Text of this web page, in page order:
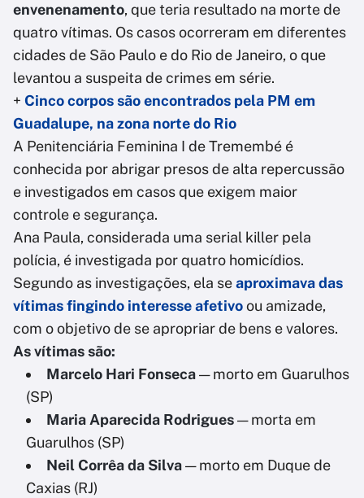
envenenamento, que teria resultado na morte de
quatro vítimas. Os casos ocorreram em diferentes
cidades de São Paulo e do Rio de Janeiro, o que
levantou a suspeita de crimes em série.
+ Cinco corpos são encontrados pela PM em
Guadalupe, na zona norte do Rio
A Penitenciária Feminina I de Tremembé é
conhecida por abrigar presos de alta repercussão
e investigados em casos que exigem maior
controle e segurança.
Ana Paula, considerada uma serial killer pela
polícia, é investigada por quatro homicídios.
Segundo as investigações, ela seaproximava das
vítimas fingindo interesse afetivoou amizade,
com o objetivo de se apropriar de bens e valores.
As vítimas são:
Marcelo Hari Fonseca— morto em Guarulhos
(SP)
Maria Aparecida Rodrigues— morta em
Guarulhos (SP)
Neil Corrêa da Silva— morto em Duque de
Caxias (RJ)